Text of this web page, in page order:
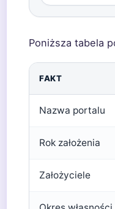
Poniższa tabela
FAKT
Nazwa portalu
Rok założenia
Założyciele